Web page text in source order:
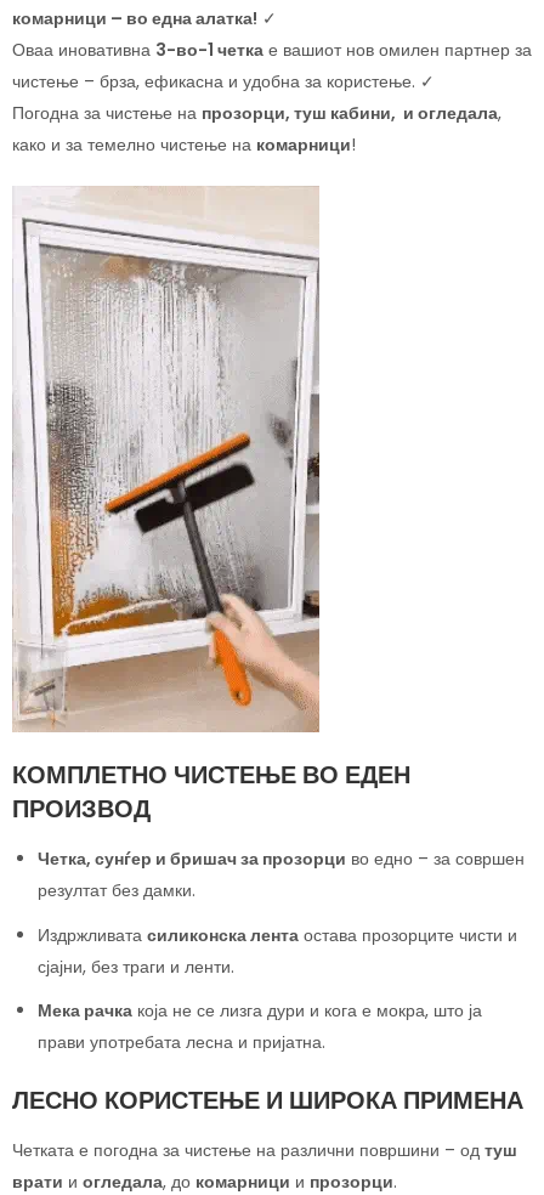
комарници – во една алатка! ✓
Оваа иновативна 3-во-1 четка е вашиот нов омилен партнер за
чистење – брза, ефикасна и удобна за користење. ✓
Погодна за чистење на прозорци, туш кабини, и огледала,
како и за темелно чистење на комарници!
КОМПЛЕТНО ЧИСТЕЊЕ ВО ЕДЕН
ПРОИЗВОД
Четка, сунѓер и бришач за прозорци во едно – за совршен
резултат без дамки.
Издржливата силиконска лента остава прозорците чисти и
сјајни, без траги и ленти.
Мека рачка која не се лизга дури и кога е мокра, што ја
прави употребата лесна и пријатна.
ЛЕСНО КОРИСТЕЊЕ И ШИРОКА ПРИМЕНА
Четката е погодна за чистење на различни површини – од туш
врати и огледала, до комарници и прозорци.